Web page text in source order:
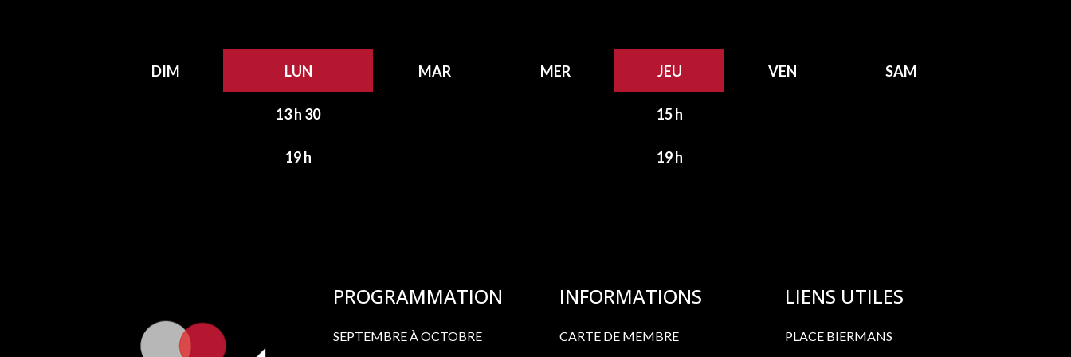
DIM LUN MAR MER JEU VEN SAM
13 h 30 15 h
19 h 19 h
PROGRAMMATION
SEPTEMBRE À OCTOBRE
INFORMATIONS
CARTE DE MEMBRE
LIENS UTILES
PLACE BIERMANS